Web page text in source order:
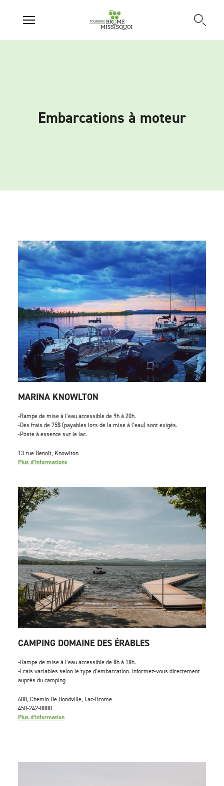
Embarcations à moteur
MARINA KNOWLTON
-Rampe de mise à l’eau accessible de 9h à 20h.
-Des frais de 75$ (payables lors de la mise à l’eau) sont exigés.
-Poste à essence sur le lac.
13 rue Benoît, Knowlton
Plus d’informations
CAMPING DOMAINE DES ÉRABLES
-Rampe de mise à l’eau accessible de 8h à 18h.
-Frais variables selon le type d’embarcation. Informez-vous directement
auprès du camping
688, Chemin De Bondville, Lac-Brome
450-242-8888
Plus d’information